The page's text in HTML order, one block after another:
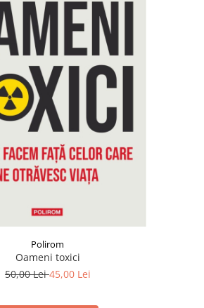
Polirom
Oameni toxici
50,00 Lei45,00 Lei